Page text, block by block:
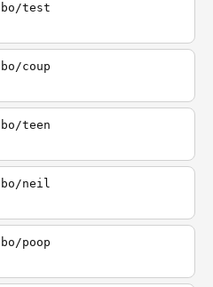
test
coup
teen
neil
poop